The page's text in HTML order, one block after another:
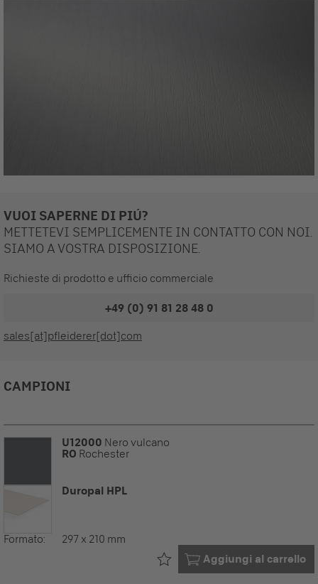
VUOI SAPERNE DI PIÚ?
METTETEVI SEMPLICEMENTE IN CONTATTO CON NOI.
SIAMO A VOSTRA DISPOSIZIONE.
Richieste di prodotto e ufficio commerciale
+49 (0) 91 81 28 48 0
sales[at]pfleiderer[dot]com
CAMPIONI
U12000 Nero vulcano
RO Rochester
Duropal HPL
Formato: 297 x 210 mm
Aggiungi al carrello
Già nel tuo